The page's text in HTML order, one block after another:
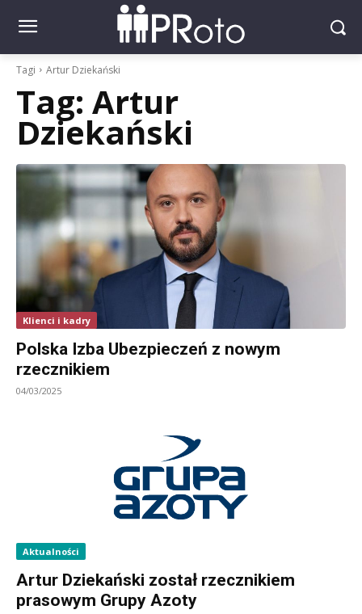
Tagi Artur Dziekański
Tag: Artur
Dziekański
Klienci i kadry
Polska Izba Ubezpieczeń z nowym
rzecznikiem
04/03/2025
Aktualności
Artur Dziekański został rzecznikiem
prasowym Grupy Azoty